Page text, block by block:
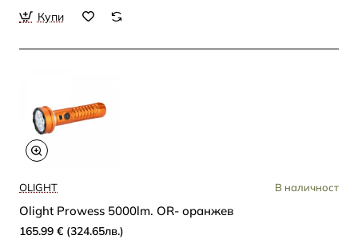
Купи
OLIGHT В наличност
Olight Prowess 5000lm. OR- оранжев
165.99 € (324.65лв.)